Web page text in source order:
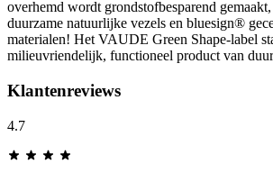
overhemd wordt grondstofbesparend
duurzame natuurlijke vezels en bluesign®
materialen! Het VAUDE Green Shape-label
milieuvriendelijk, functioneel product van
Klantenreviews
4.7